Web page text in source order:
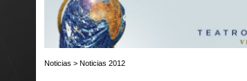
Noticias > Noticias 2012